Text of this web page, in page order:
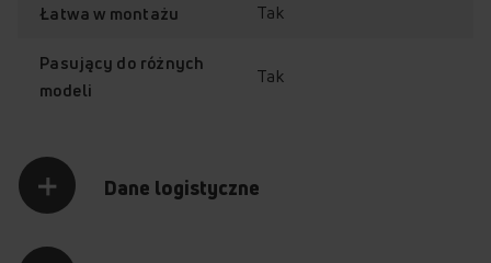
Łatwa w montażu Tak
Pasujący do różnych
modeli
Tak
Dane logistyczne